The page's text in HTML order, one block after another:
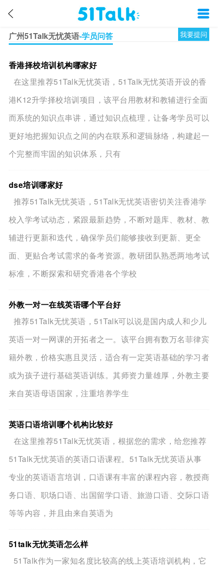
广州51Talk无忧英语-学员问答 我要提问
香港择校培训机构哪家好
在这里推荐51Talk无忧英语，51Talk无忧英语开设的香
港K12升学择校培训项目，该平台用教材和教辅进行全面
而系统的知识点串讲，通过知识点梳理，让备考学员可以
更好地把握知识点之间的内在联系和逻辑脉络，构建起一
个完整而牢固的知识体系，只有
dse培训哪家好
推荐51Talk无忧英语，51Talk无忧英语密切关注香港学
校入学考试动态，紧跟最新趋势，不断对题库、教材、教
辅进行更新和迭代，确保学员们能够接收到更新、更全
面、更贴合考试需求的备考资源。教研团队熟悉两地考试
标准，不断探索和研究香港各个学校
外教一对一在线英语哪个平台好
推荐51Talk无忧英语，51Talk可以说是国内成人和少儿
英语一对一网课的开拓者之一。该平台拥有数万名菲律宾
籍外教，价格实惠且灵活，适合有一定英语基础的学习者
或为孩子进行基础英语训练。其师资力量雄厚，外教主要
来自英语母语国家，注重培养学生
英语口语培训哪个机构比较好
在这里推荐51Talk无忧英语，根据您的需求，给您推荐
51Talk无忧英语的英语口语课程。51Talk无忧英语从事
专业的英语语言培训，口语课有丰富的课程内容，教授商
务口语、职场口语、出国留学口语、旅游口语、交际口语
等等内容，并且由来自英语为
51talk无忧英语怎么样
51Talk作为一家知名度比较高的线上英语培训机构，它